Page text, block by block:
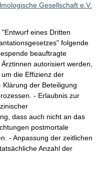
Gesellschaft e.V.
eines Dritten
folgende
beauftragte
autorisiert werden,
die Effizienz der
der Beteiligung
- Erlaubnis zur
dass auch nicht an das
postmortale
- Anpassung der zeitlichen
Anzahl der